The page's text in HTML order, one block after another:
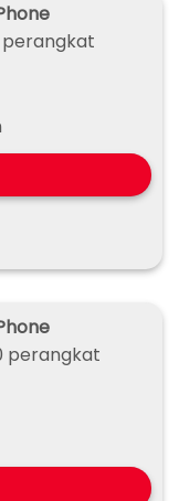
perangkat
perangkat